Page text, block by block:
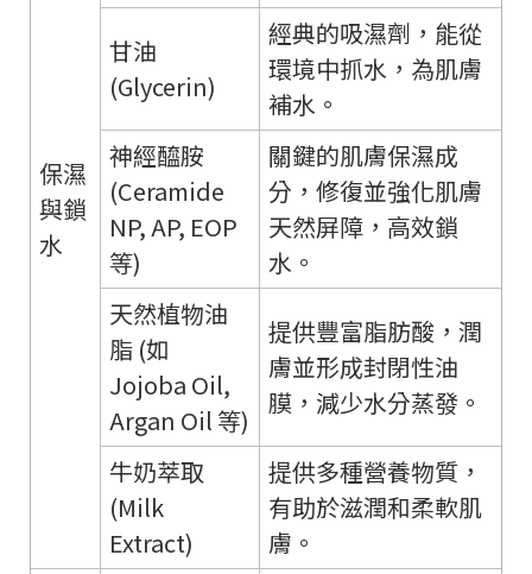
保濕
與鎖
水
甘油
(Glycerin)
經典的吸濕劑，能從
環境中抓水，為肌膚
補水。
神經醯胺
(Ceramide
NP, AP, EOP
等)
關鍵的肌膚保濕成
分，修復並強化肌膚
天然屏障，高效鎖
水。
天然植物油
脂 (如
Jojoba Oil,
Argan Oil 等)
提供豐富脂肪酸，潤
膚並形成封閉性油
膜，減少水分蒸發。
牛奶萃取
(Milk
Extract)
提供多種營養物質，
有助於滋潤和柔軟肌
膚。